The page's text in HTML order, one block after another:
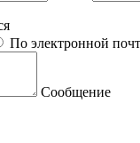
По электронной
Сообщение